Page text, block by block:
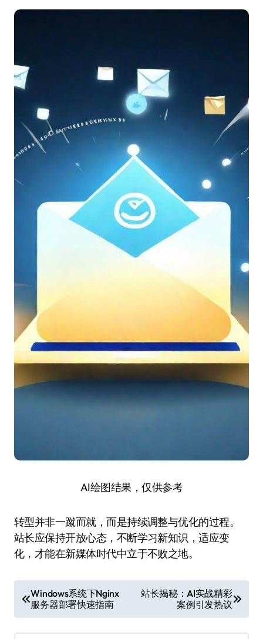
AI绘图结果，仅供参考
转型并非一蹴而就，而是持续调整与优化的过程。
站长应保持开放心态，不断学习新知识，适应变
化，才能在新媒体时代中立于不败之地。
章
导
Windows系统下Nginx
服务器部署快速指南
站长揭秘：AI实战精彩
案例引发热议